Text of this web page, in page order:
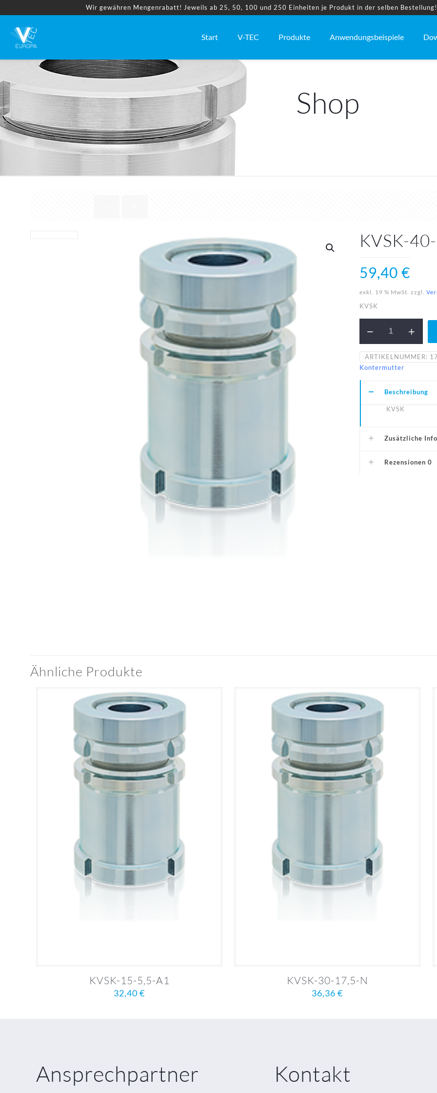
Wir gewähren Mengenrabatt! Jeweils ab 25, 50, 100 und 250 Einheiten je Produkt in der selben
Start V-TEC Produkte Anwendungsbeispiele
Shop
KVSK-
59,40 €
exkl. 19 % MwSt. zzgl.
KVSK
40-
17,5-
A1
Menge
ARTIKELNUMMER:
Kontermutter
Beschreibung
KVSK
Zusätzliche
Rezensionen 0
Ähnliche Produkte
KVSK-15-5,5-A1
32,40€
KVSK-30-17,5-N
36,36€
Ansprechpartner Kontakt